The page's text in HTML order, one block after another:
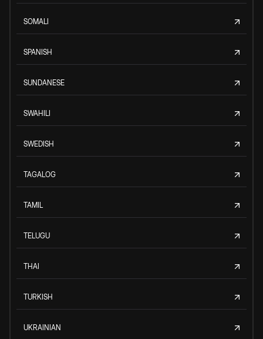
SOMALI
SPANISH
SUNDANESE
SWAHILI
SWEDISH
TAGALOG
TAMIL
TELUGU
THAI
TURKISH
UKRAINIAN